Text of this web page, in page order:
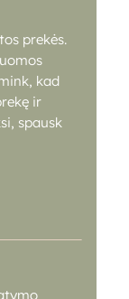
prekės.
kad
ir
spausk